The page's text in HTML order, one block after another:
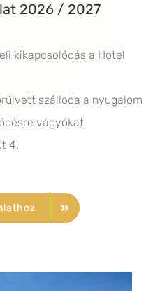
2026 / 2027
kikapcsolódás a Hotel
szálloda a nyugalom
vágyókat.
4.